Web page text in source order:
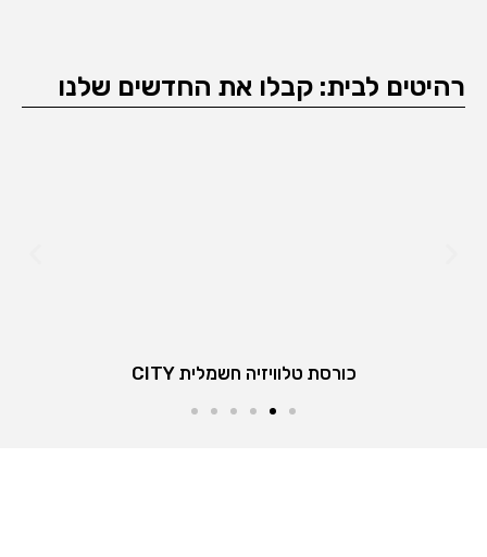
רהיטים לבית: קבלו את החדשים שלנו
כורסת טלוויזיה חשמלית CITY